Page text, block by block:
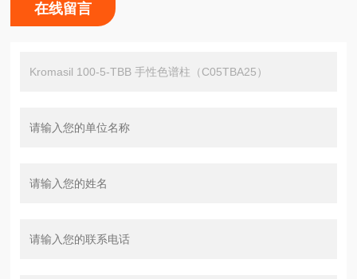
在线留言